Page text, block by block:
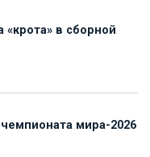
в сборной
мира-2026